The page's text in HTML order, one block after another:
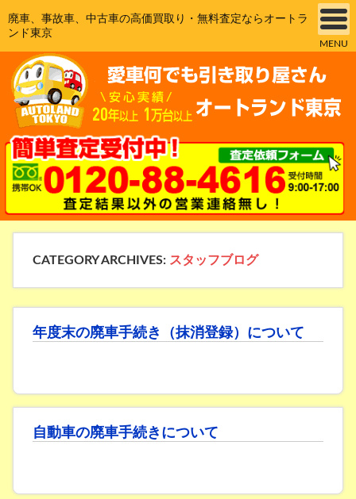
廃車、事故車、中古車の高価買取り・無料査定ならオートラ
ンド東京
MENU
CATEGORY ARCHIVES: スタッフブログ
年度末の廃車手続き（抹消登録）について
自動車の廃車手続きについて